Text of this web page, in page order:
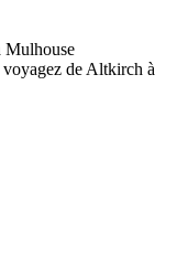
Mulhouse
de Altkirch à